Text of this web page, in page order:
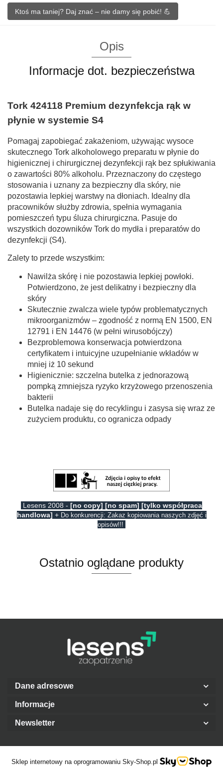
Ktoś ma taniej? Daj znać – nie damy się pobić! 💪
Opis
Informacje dot. bezpieczeństwa
Tork 424118 Premium dezynfekcja rąk w
płynie w systemie S4
Pomagaj zapobiegać zakażeniom, używając wysoce
skutecznego Tork alkoholowego preparatu w płynie do
higienicznej i chirurgicznej dezynfekcji rąk bez spłukiwania
o zawartości 80% alkoholu. Przeznaczony do częstego
stosowania i uznany za bezpieczny dla skóry, nie
pozostawia lepkiej warstwy na dłoniach. Idealny dla
pracowników służby zdrowia, spełnia wymagania
pomieszczeń typu śluza chirurgiczna. Pasuje do
wszystkich dozowników Tork do mydła i preparatów do
dezynfekcji (S4).
Zalety to przede wszystkim:
Nawilża skórę i nie pozostawia lepkiej powłoki.
Potwierdzono, że jest delikatny i bezpieczny dla
skóry
Skutecznie zwalcza wiele typów problematycznych
mikroorganizmów – zgodność z normą EN 1500, EN
12791 i EN 14476 (w pełni wirusobójczy)
Bezproblemowa konserwacja potwierdzona
certyfikatem i intuicyjne uzupełnianie wkładów w
mniej iż 10 sekund
Higienicznie: szczelna butelka z jednorazową
pompką zmniejsza ryzyko krzyżowego przenoszenia
bakterii
Butelka nadaje się do recyklingu i zasysa się wraz ze
zużyciem produktu, co ogranicza odpady
Lesens 2008 - [no copy] [no spam] [tylko współpraca
handlowa] + Do konkurencji: Zakaz kopiowania naszych zdjęć i
opisów!!!
Ostatnio oglądane produkty
Dane adresowe
Informacje
Newsletter
Sklep internetowy na oprogramowaniu Sky-Shop.pl